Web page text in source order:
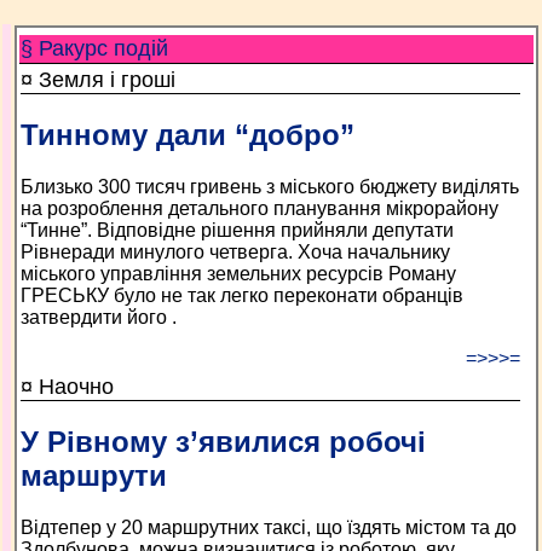
§ Ракурс подій
¤ Земля і гроші
Тинному дали “добро”
Близько 300 тисяч гривень з міського бюджету виділять
на розроблення детального планування мікрорайону
“Тинне”. Відповідне рішення прийняли депутати
Рівнеради минулого четверга. Хоча начальнику
міського управління земельних ресурсів Роману
ГРЕСЬКУ було не так легко переконати обранців
затвердити його .
=>>>=
¤ Наочно
У Рівному з’явилися робочі
маршрути
Відтепер у 20 маршрутних таксі, що їздять містом та до